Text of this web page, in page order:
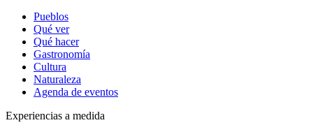
Pueblos
Qué ver
Qué hacer
Gastronomía
Cultura
Naturaleza
Agenda de eventos
Experiencias a medida